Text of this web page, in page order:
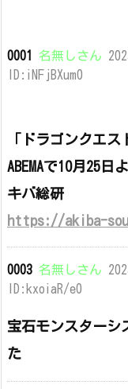
0001 名無しさん
ID:iNFjBXum0
「ドラゴンクエ
ABEMAで10月25
キバ総研
https://akiba-
0003 名無しさん
ID:kxoiaR/e0
宝石モンスターシ
た